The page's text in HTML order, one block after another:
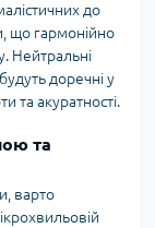
до
що гармонійно
Нейтральні
доречні у
та акуратності.
та
варто